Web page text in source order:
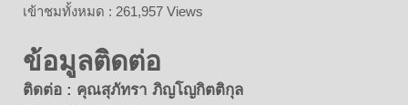
เข้าชมทั้งหมด : 261,957 Views
ข้อมูลติดต่อ
ติดต่อ : คุณสุภัทรา ภิญโญกิตติกุล